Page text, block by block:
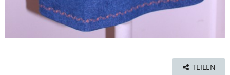
TEILEN